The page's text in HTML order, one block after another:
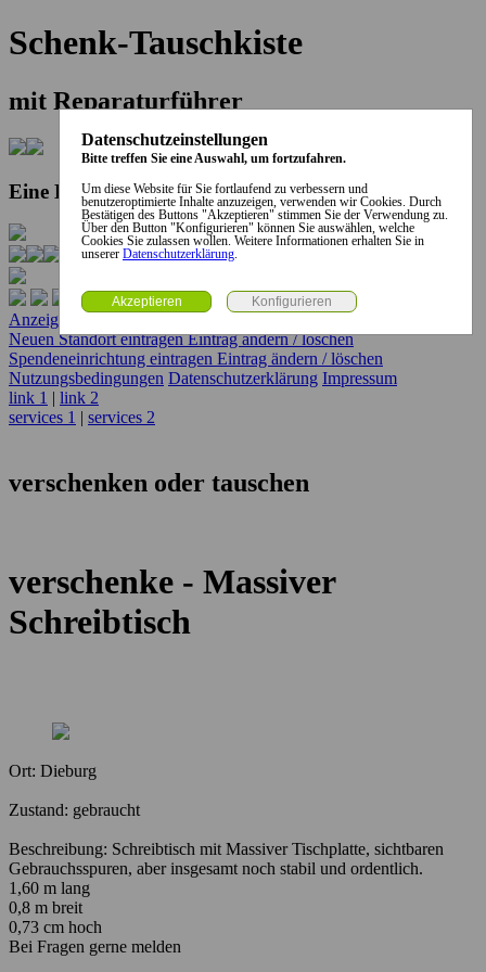
Schenk-Tauschkiste
mit Reparaturführer
Eine Kooperation der Stadt und des Landkreises...
Anzeige erstellen
Neuen Standort eintragenEintrag ändern / löschen
Spendeneinrichtung eintragen Eintrag ändern / löschen
Nutzungsbedingungen Datenschutzerklärung Impressum
link 1 | link 2
services 1 | services 2
verschenken oder tauschen
verschenke - Massiver
Schreibtisch
Ort: Dieburg
Zustand: gebraucht
Beschreibung: Schreibtisch mit Massiver Tischplatte, sichtbaren
Gebrauchsspuren, aber insgesamt noch stabil und ordentlich.
1,60 m lang
0,8 m breit
0,73 cm hoch
Bei Fragen gerne melden
Datenschutzeinstellungen
Bitte treffen Sie eine Auswahl, um fortzufahren.
Um diese Website für Sie fortlaufend zu verbessern und
benutzeroptimierte Inhalte anzuzeigen, verwenden wir Cookies. Durch
Bestätigen des Buttons "Akzeptieren" stimmen Sie der Verwendung zu.
Über den Button "Konfigurieren" können Sie auswählen, welche
Cookies Sie zulassen wollen. Weitere Informationen erhalten Sie in
unserer Datenschutzerklärung.